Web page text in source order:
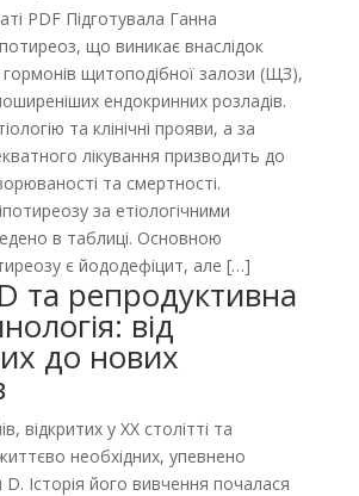
PDF Підготувала Ганна
що виникає внаслідок
гормонів щитоподібної залози (ЩЗ),
ендокринних розладів.
та клінічні прояви, а за
лікування призводить до
та смертності.
за етіологічними
в таблиці. Основною
є йододефіцит, але […]
та репродуктивна
від
до нових
відкритих у ХХ столітті та
необхідних, упевнено
D. Історія його вивчення почалася